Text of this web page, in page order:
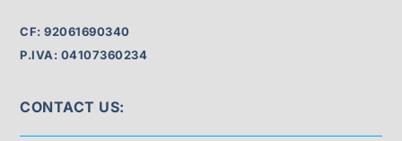
CF: 92061690340
P.IVA: 04107360234
CONTACT US: